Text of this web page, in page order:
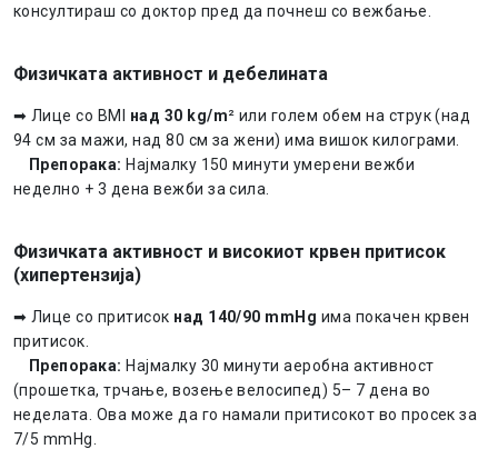
консултираш со доктор пред да почнеш со вежбање.
Физичката активност и дебелината
➡ Лице со BMI над 30 kg/m² или голем обем на струк (над
94 см за мажи, над 80 см за жени) има вишок килограми.
Препорака: Најмалку 150 минути умерени вежби
неделно + 3 дена вежби за сила.
Физичката активност и високиот крвен притисок
(хипертензија)
➡ Лице со притисок над 140/90 mmHg има покачен крвен
притисок.
Препорака: Најмалку 30 минути аеробна активност
(прошетка, трчање, возење велосипед) 5– 7 дена во
неделата. Ова може да го намали притисокот во просек за
7/5 mmHg.